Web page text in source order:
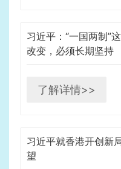
习近平：“一国两制”
改变，必须长期坚持
了解详情>>
习近平就香港开创新
望